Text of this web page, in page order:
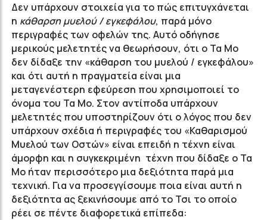
Δεν υπάρχουν στοιχεία για το πώς επιτυγχάνεται
η κάθαρση μυελού / εγκεφάλου, παρά μόνο
περιγραφές των οφελών της. Αυτό οδήγησε
μερικούς μελετητές να θεωρήσουν, ότι ο Τα Μο
δεν δίδαξε την «κάθαρση του μυελού / εγκεφάλου»
και ότι αυτή η πραγματεία είναι μια
μεταγενέστερη εφεύρεση που χρησιμοποιεί το
όνομα του Τα Μο. Στον αντίποδα υπάρχουν
μελετητές που υποστηρίζουν ότι ο λόγος που δεν
υπάρχουν σχέδια ή περιγραφές του «Καθαρισμού
Μυελού των Οστών» είναι επειδή η τέχνη είναι
άμορφη και η συγκεκριμένη τέχνη που δίδαξε ο Τα
Μο ήταν περισσότερο μια δεξιότητα παρά μια
τεχνική. Για να προσεγγίσουμε ποια είναι αυτή η
δεξιότητα ας ξεκινήσουμε από το Τσι το οποίο
ρέει σε πέντε διαφορετικά επίπεδα: